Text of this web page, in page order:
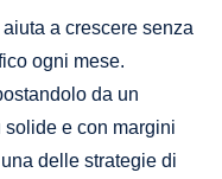
a crescere senza
ogni mese.
da un
e con margini
delle strategie di